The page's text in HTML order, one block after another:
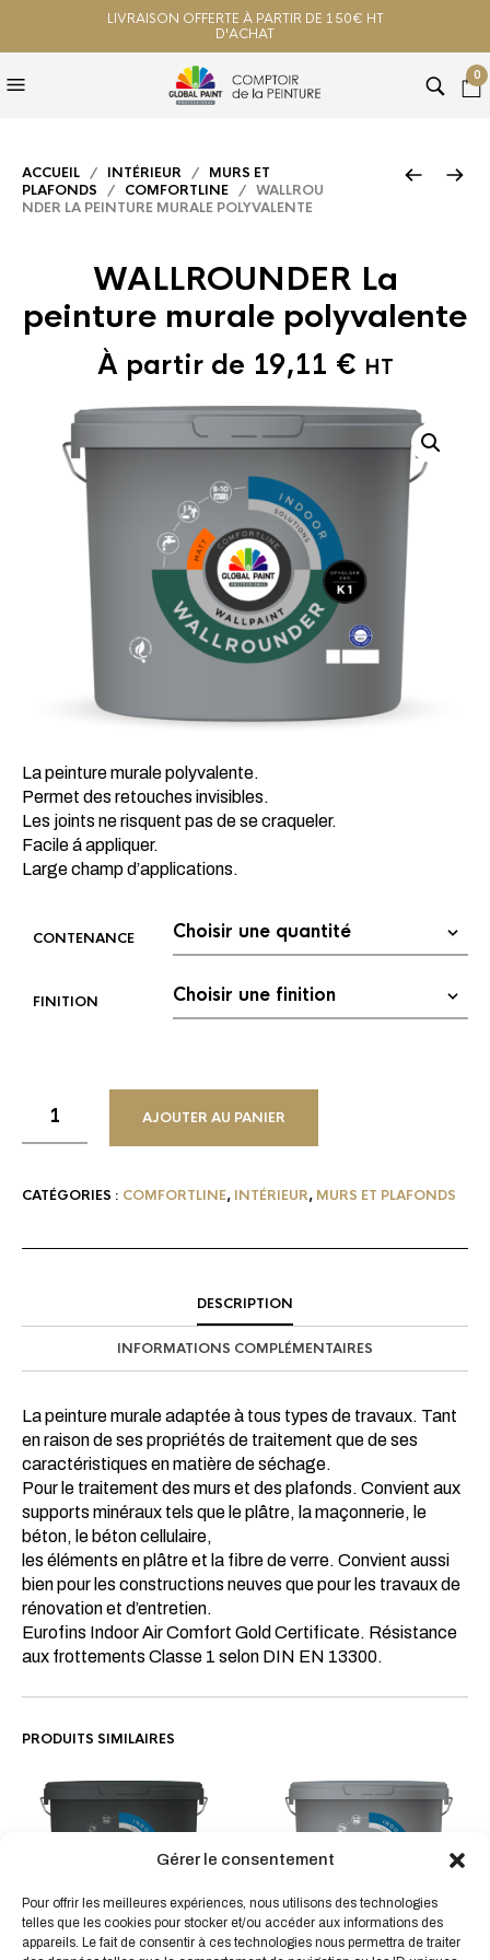
Gérer le consentement
Pour offrir les meilleures expériences, nous utilisons des technologies
telles que les cookies pour stocker et/ou accéder aux informations des
appareils. Le fait de consentir à ces technologies nous permettra de traiter
LIVRAISON OFFERTE À PARTIR DE 150€ HT
D'ACHAT
0
ACCUEIL / INTÉRIEUR / MURS ET
PLAFONDS / COMFORTLINE / WALLROU
NDER LA PEINTURE MURALE POLYVALENTE
WALLROUNDER La
peinture murale polyvalente
À partir de 19,11 € HT
La peinture murale polyvalente.
Permet des retouches invisibles.
Les joints ne risquent pas de se craqueler.
Facile á appliquer.
Large champ d’applications.
CONTENANCE
FINITION
AJOUTER AU PANIER
CATÉGORIES : COMFORTLINE, INTÉRIEUR, MURS ET PLAFONDS
DESCRIPTION
INFORMATIONS COMPLÉMENTAIRES
La peinture murale adaptée à tous types de travaux. Tant
en raison de ses propriétés de traitement que de ses
caractéristiques en matière de séchage.
Pour le traitement des murs et des plafonds. Convient aux
supports minéraux tels que le plâtre, la maçonnerie, le
béton, le béton cellulaire,
les éléments en plâtre et la fibre de verre. Convient aussi
bien pour les constructions neuves que pour les travaux de
rénovation et d’entretien.
Eurofins Indoor Air Comfort Gold Certificate. Résistance
aux frottements Classe 1 selon DIN EN 13300.
PRODUITS SIMILAIRES
Ce
produit
a
Ce
produit
a